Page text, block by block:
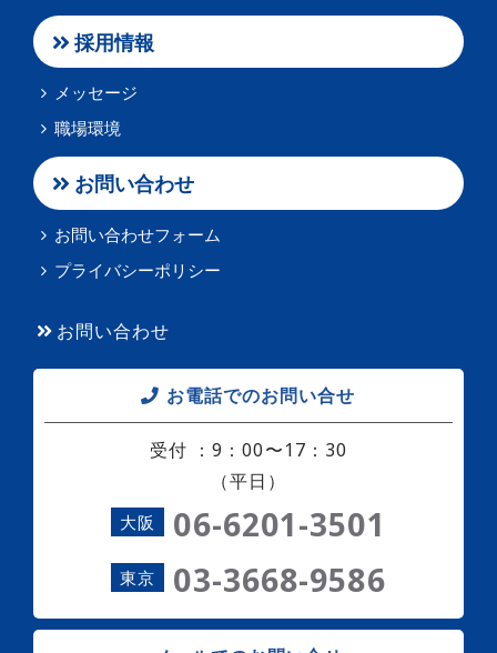
採用情報
メッセージ
職場環境
お問い合わせ
お問い合わせフォーム
プライバシーポリシー
お問い合わせ
お電話でのお問い合せ
受付 ：9：00〜17：30
（平日）
大阪 06-6201-3501
東京 03-3668-9586